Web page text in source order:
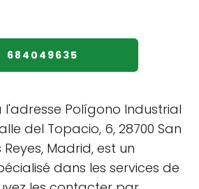
684049635
l'adresse Polígono Industrial
del Topacio, 6, 28700 San
Madrid, est un
dans les services de